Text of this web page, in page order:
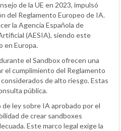
de la UE en 2023, impulsó
del Reglamento Europeo de IA.
la Agencia Española de
(AESIA), siendo este
en Europa.
el Sandbox ofrecen una
el cumplimiento del Reglamento
de alto riesgo. Estas
pública.
ley sobre IA aprobado por el
de crear sandboxes
Este marco legal exige la